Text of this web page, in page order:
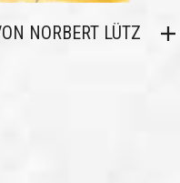
NORBERT LÜTZ